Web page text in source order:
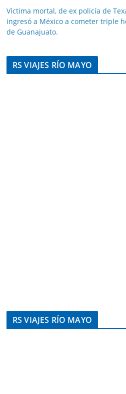
Víctima mortal, de ex policía de
ingresó a México a cometer triple
de Guanajuato.
RS VIAJES RÍO MAYO
RS VIAJES RÍO MAYO